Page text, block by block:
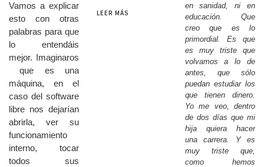
Vamos a explicar
esto con otras
palabras para que
lo entendáis
mejor. Imaginaros
que es una
máquina, en el
caso del software
libre nos dejarían
abrirla, ver su
funcionamiento
interno, tocar
todos sus
LEER MÁS
en sanidad, ni en
educación. Que
creo que es lo
primordial. Es que
es muy triste que
volvamos a lo de
antes, que sólo
puedan estudiar los
que tienen dinero.
Yo me veo, dentro
de dos días que mi
hija quiera hacer
una carrera. Y es
muy triste que,
como hemos